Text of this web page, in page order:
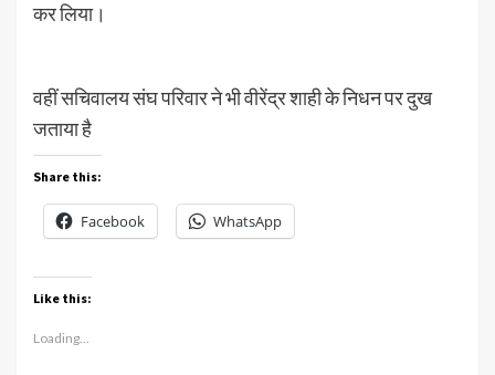
कर लिया।
वहीं सचिवालय संघ परिवार ने भी वीरेंद्र शाही के निधन पर दुख
जताया है
Share this:
Facebook WhatsApp
Like this:
Loading...